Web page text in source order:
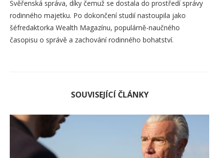
Svěřenská správa, díky čemuž se dostala do prostředí správy
rodinného majetku. Po dokončení studií nastoupila jako
šéfredaktorka Wealth Magazínu, populárně-naučného
časopisu o správě a zachování rodinného bohatství.
SOUVISEJÍCÍ ČLÁNKY